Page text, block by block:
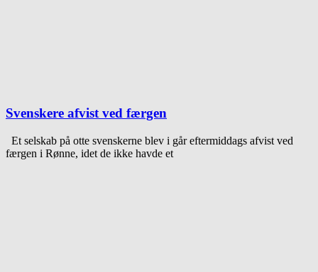
Svenskere afvist ved færgen
Et selskab på otte svenskerne blev i går eftermiddags afvist ved
færgen i Rønne, idet de ikke havde et